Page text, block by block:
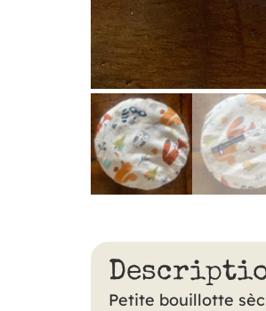
Petite bouillotte